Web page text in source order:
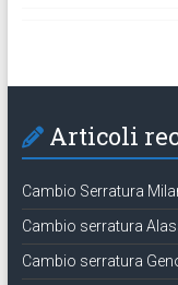
Articoli
Cambio Serratura
Cambio serratura
Cambio serratura